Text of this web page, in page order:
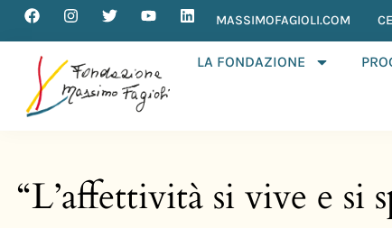
MASSIMOFAGIOLI.COM
LA FONDAZIONE
“L’affettività si vive e si